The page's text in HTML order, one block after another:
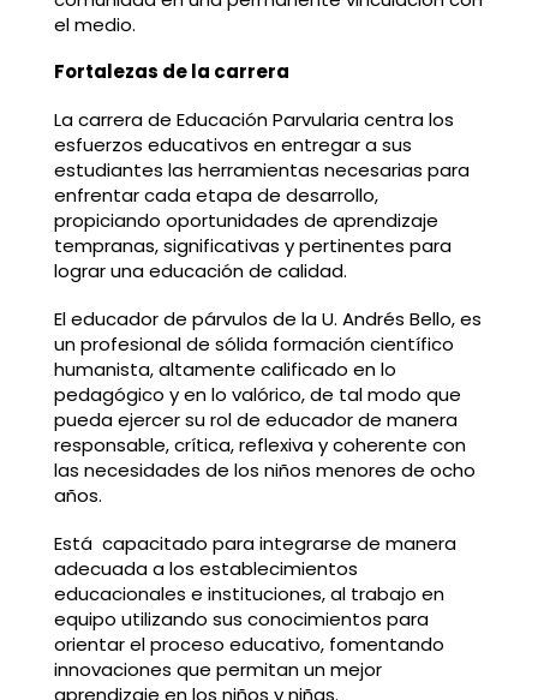
el medio.
Fortalezas de la carrera
La carrera de Educación Parvularia centra los
esfuerzos educativos en entregar a sus
estudiantes las herramientas necesarias para
enfrentar cada etapa de desarrollo,
propiciando oportunidades de aprendizaje
tempranas, significativas y pertinentes para
lograr una educación de calidad.
El educador de párvulos de la U. Andrés Bello, es
un profesional de sólida formación científico
humanista, altamente calificado en lo
pedagógico y en lo valórico, de tal modo que
pueda ejercer su rol de educador de manera
responsable, crítica, reflexiva y coherente con
las necesidades de los niños menores de ocho
años.
Está capacitado para integrarse de manera
adecuada a los establecimientos
educacionales e instituciones, al trabajo en
equipo utilizando sus conocimientos para
orientar el proceso educativo, fomentando
innovaciones que permitan un mejor
aprendizaje en los niños y niñas.